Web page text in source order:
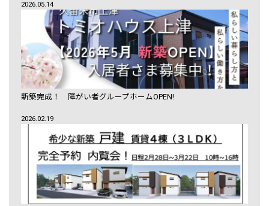
2026.05.14
新築完成！ 障がい者グループホームOPEN!
2026.02.19